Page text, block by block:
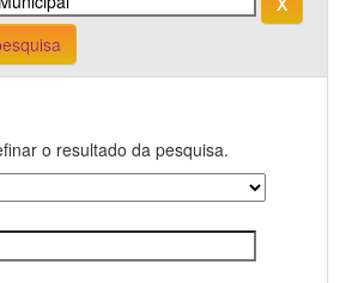
o resultado da pesquisa.